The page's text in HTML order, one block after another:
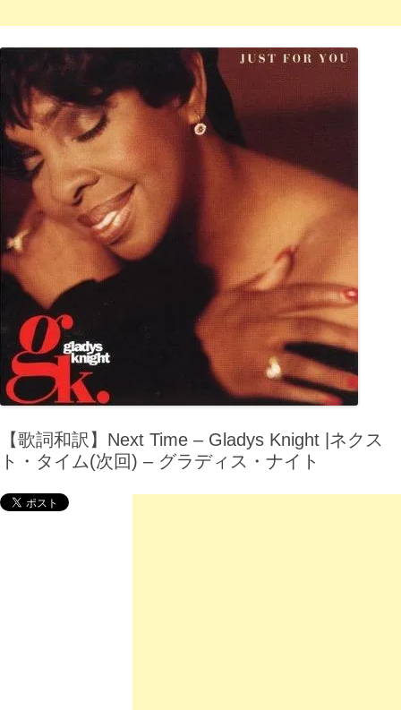
【歌詞和訳】Next Time – Gladys Knight |ネクス
ト・タイム(次回) – グラディス・ナイト